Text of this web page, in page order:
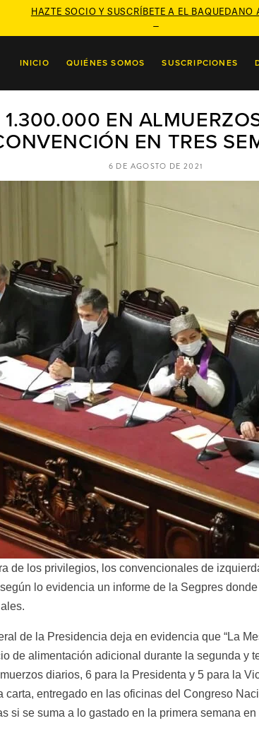
HAZTE SOCIO Y SUSCRÍBETE A EL BAQUEDANO
INICIO QUIÉNES SOMOS SUSCRIPCIONES
1.300.000 EN
EN TRES
de los privilegios, los convencionales de
lo evidencia un informe de la Segpres
de la Presidencia deja en evidencia que “La
de alimentación adicional durante la segunda y
diarios, 6 para la Presidenta y 5 para la
entregado en las oficinas del Congreso
si se suma a lo gastado en la primera semana
6 DE AGOSTO DE 2021